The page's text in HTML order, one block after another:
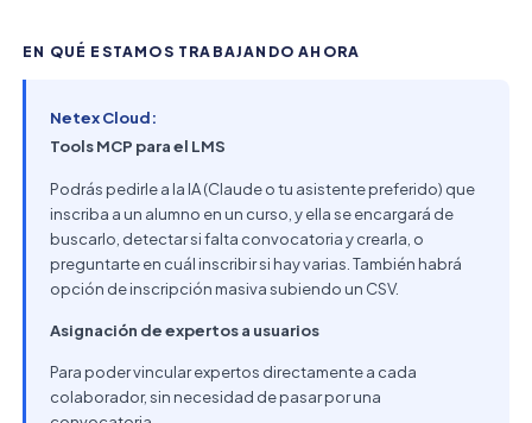
EN QUÉ ESTAMOS TRABAJANDO AHORA
Netex Cloud:
Tools MCP para el LMS
Podrás pedirle a la IA (Claude o tu asistente preferido) que
inscriba a un alumno en un curso, y ella se encargará de
buscarlo, detectar si falta convocatoria y crearla, o
preguntarte en cuál inscribir si hay varias. También habrá
opción de inscripción masiva subiendo un CSV.
Asignación de expertos a usuarios
Para poder vincular expertos directamente a cada
colaborador, sin necesidad de pasar por una